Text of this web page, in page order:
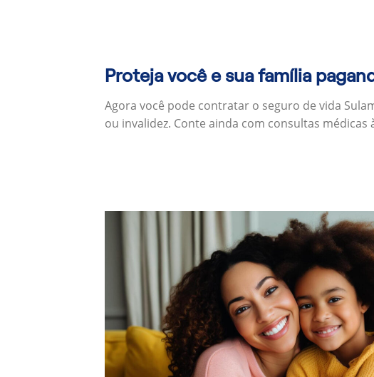
Proteja você e sua família
Agora você pode contratar o seguro de vida
ou invalidez. Conte ainda com consultas